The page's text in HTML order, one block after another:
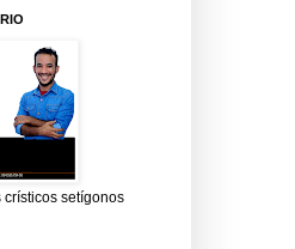
crísticos setígonos